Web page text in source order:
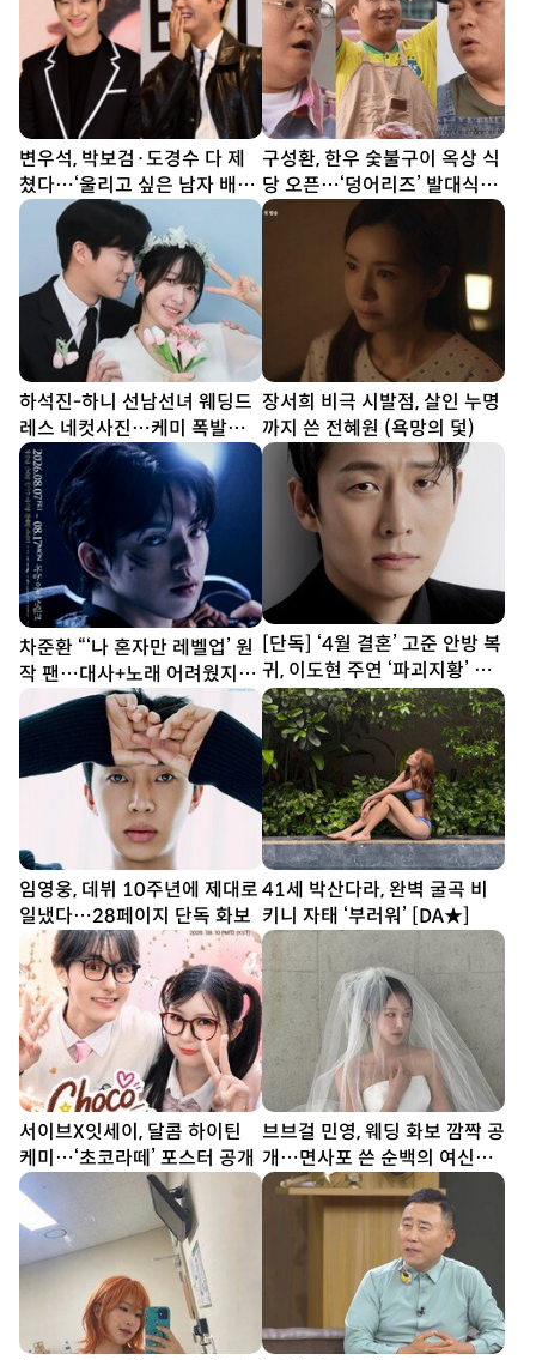
변우석, 박보검·도경수 다 제
쳤다…‘울리고 싶은 남자 배우’
1위
구성환, 한우 숯불구이 옥상 식
당 오픈…‘덩어리즈’ 발대식
(나혼산)
하석진-하니 선남선녀 웨딩드
레스 네컷사진…케미 폭발
[DA★]
장서희 비극 시발점, 살인 누명
까지 쓴 전혜원 (욕망의 덫)
차준환 “‘나 혼자만 레벨업’ 원
작 팬…대사+노래 어려웠지만
연습 多”
[단독] ‘4월 결혼’ 고준 안방 복
귀, 이도현 주연 ‘파괴지황’ 합
류
임영웅, 데뷔 10주년에 제대로
일냈다…28페이지 단독 화보
41세 박산다라, 완벽 굴곡 비
키니 자태 ‘부러워’ [DA★]
서이브X잇세이, 달콤 하이틴
케미…‘초코라떼’ 포스터 공개
브브걸 민영, 웨딩 화보 깜짝 공
개…면사포 쓴 순백의 여신
[DA★]